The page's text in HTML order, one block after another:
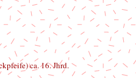
ca. 16. Jhrd.